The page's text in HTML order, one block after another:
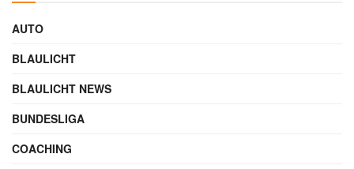
AUTO
BLAULICHT
BLAULICHT NEWS
BUNDESLIGA
COACHING